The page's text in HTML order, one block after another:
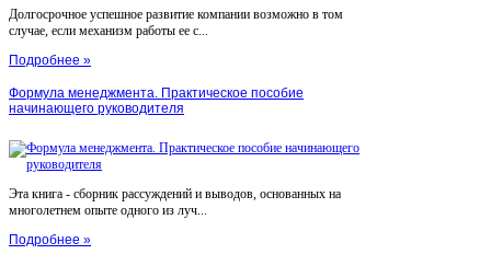
Долгосрочное успешное развитие компании возможно в том
случае, если механизм работы ее с...
Подробнее »
Формула менеджмента. Практическое пособие
начинающего руководителя
Эта книга - сборник рассуждений и выводов, основанных на
многолетнем опыте одного из луч...
Подробнее »